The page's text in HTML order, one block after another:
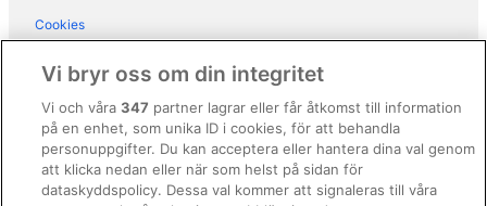
Aparthotel First Flatotel International
Cookies
Regler och villkor för Vrbo
Tillgänglighetsanpassning
Juridisk information/Kontakta oss
Vi bryr oss om din integritet
Vi och våra347 partner lagrar eller får åtkomst till information
på en enhet, som unika ID i cookies, för att behandla
personuppgifter. Du kan acceptera eller hantera dina val genom
att klicka nedan eller när som helst på sidan för
dataskyddspolicy. Dessa val kommer att signaleras till våra